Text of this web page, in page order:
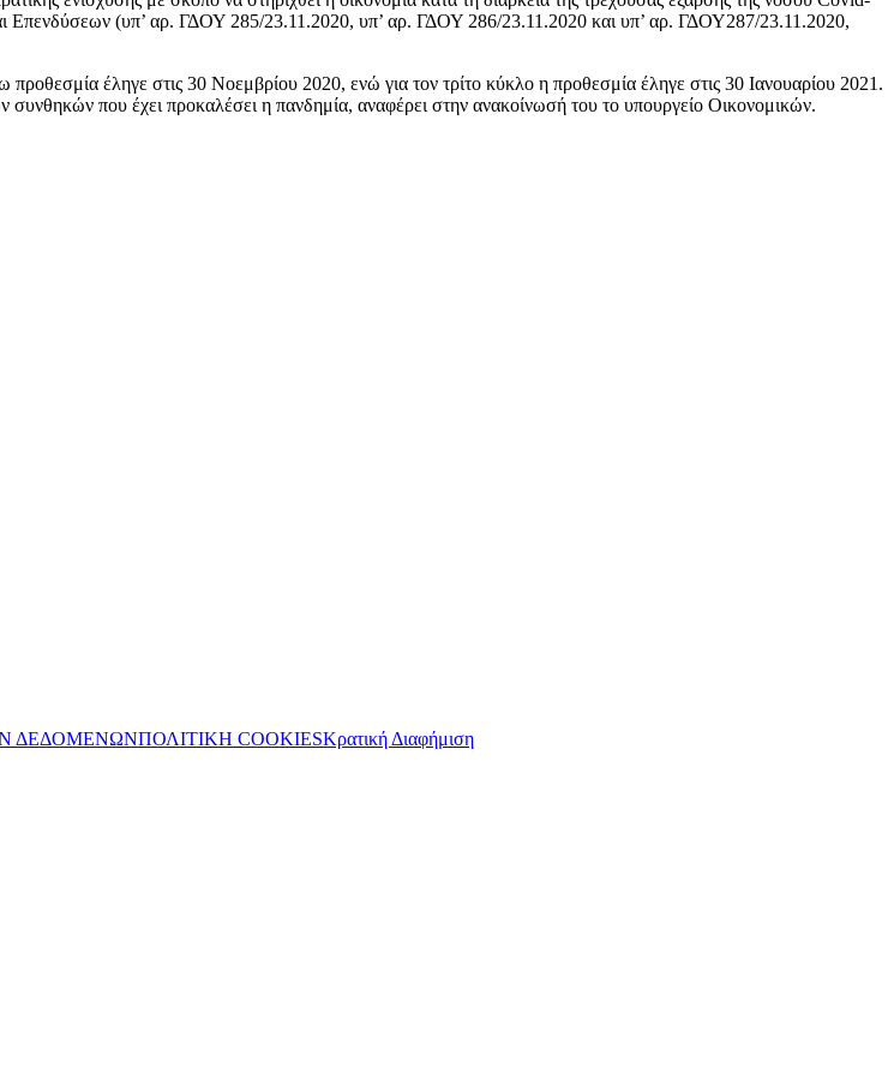
Επενδύσεων (υπ’ αρ. ΓΔΟΥ 285/23.11.2020, υπ’ αρ. ΓΔΟΥ 286/23.11.2020 και υπ’ αρ. ΓΔΟΥ287/23.11.2020,
προθεσμία έληγε στις 30 Νοεμβρίου 2020, ενώ για τον τρίτο κύκλο η προθεσμία έληγε στις 30 Ιανουαρίου 2021.
που έχει προκαλέσει η πανδημία, αναφέρει στην ανακοίνωσή του το υπουργείο Οικονομικών.
ΔΕΔΟΜΕΝΩΝΠΟΛΙΤΙΚΗ COOKIESΚρατική Διαφήμιση